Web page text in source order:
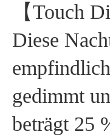
【Touch
Diese
gedimmt
beträgt 25